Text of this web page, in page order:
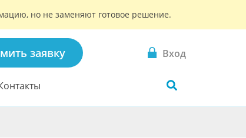
но не заменяют готовое решение.
заявку Вход